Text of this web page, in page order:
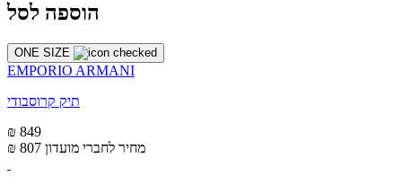
הוספה לסל
ONE SIZE
EMPORIO ARMANI
תיק קרוסבודי
₪ 849
₪ 807 מחיר לחברי מועדון